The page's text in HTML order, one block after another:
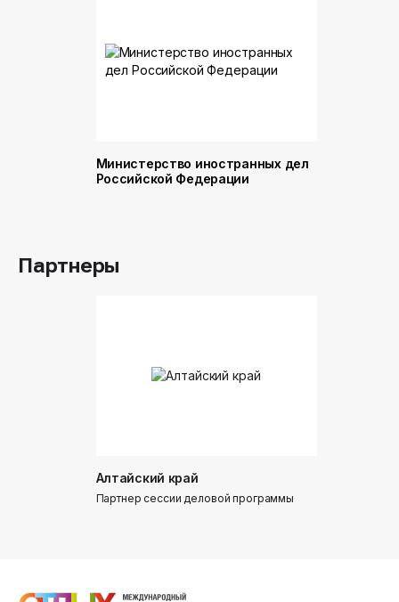
Министерство иностранных дел
Российской Федерации
Партнеры
Алтайский край
Партнер сессии деловой программы